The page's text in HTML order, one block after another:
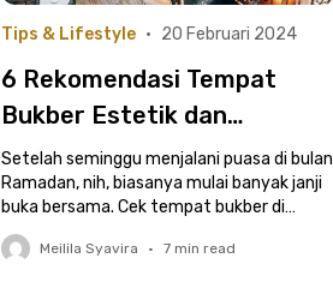
Tips & Lifestyle • 20 Februari 2024
6 Rekomendasi Tempat
Bukber Estetik dan
Instagramable di Jakarta
Setelah seminggu menjalani puasa di bulan
Ramadan, nih, biasanya mulai banyak janji
buka bersama. Cek tempat bukber di
Jakarta ini!
Meilila Syavira • 7min read